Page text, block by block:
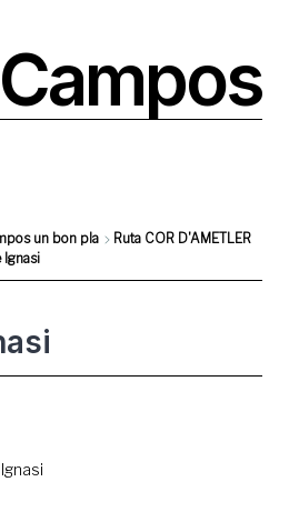
Campos
un bon pla
Ruta COR D'AMETLER
Ignasi